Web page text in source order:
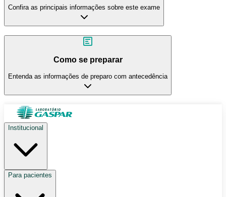
Confira as principais informações sobre este exame
Como se preparar
Entenda as informações de preparo com antecedência
Institucional
Para pacientes